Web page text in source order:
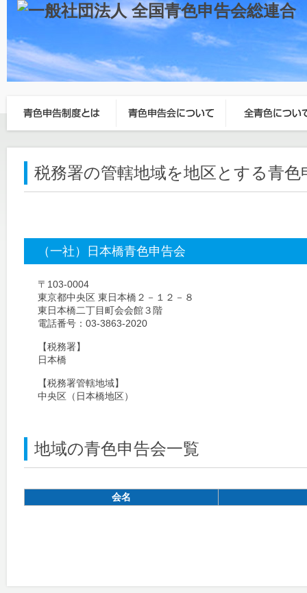
税務署の管轄地域を地区とする青色
（一社）日本橋青色申告会
〒103-0004
東京都中央区 東日本橋２－１２－８
東日本橋二丁目町会会館３階
電話番号：03-3863-2020
【税務署】
日本橋
【税務署管轄地域】
中央区（日本橋地区）
地域の青色申告会一覧
会名